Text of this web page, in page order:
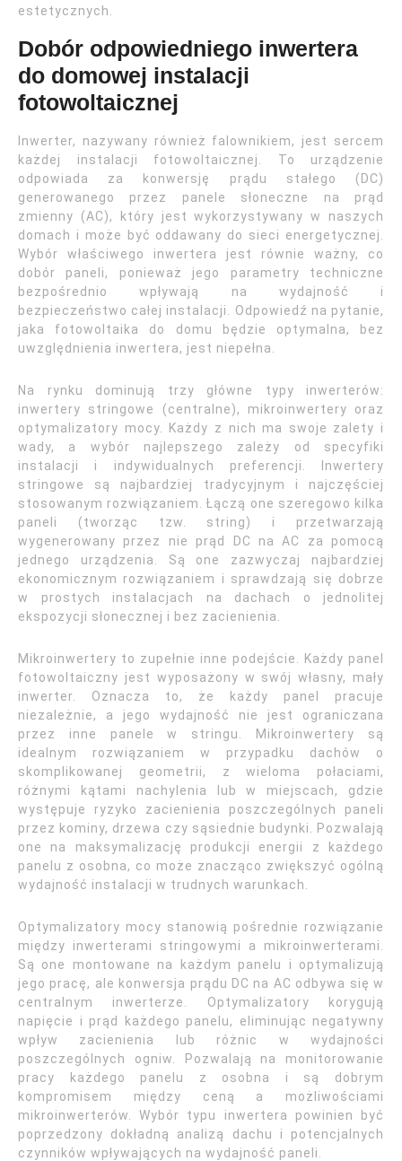
estetycznych.
Dobór odpowiedniego inwertera
do domowej instalacji
fotowoltaicznej
Inwerter, nazywany również falownikiem, jest sercem
każdej instalacji fotowoltaicznej. To urządzenie
odpowiada za konwersję prądu stałego (DC)
generowanego przez panele słoneczne na prąd
zmienny (AC), który jest wykorzystywany w naszych
domach i może być oddawany do sieci energetycznej.
Wybór właściwego inwertera jest równie ważny, co
dobór paneli, ponieważ jego parametry techniczne
bezpośrednio wpływają na wydajność i
bezpieczeństwo całej instalacji. Odpowiedź na pytanie,
jaka fotowoltaika do domu będzie optymalna, bez
uwzględnienia inwertera, jest niepełna.
Na rynku dominują trzy główne typy inwerterów:
inwertery stringowe (centralne), mikroinwertery oraz
optymalizatory mocy. Każdy z nich ma swoje zalety i
wady, a wybór najlepszego zależy od specyfiki
instalacji i indywidualnych preferencji. Inwertery
stringowe są najbardziej tradycyjnym i najczęściej
stosowanym rozwiązaniem. Łączą one szeregowo kilka
paneli (tworząc tzw. string) i przetwarzają
wygenerowany przez nie prąd DC na AC za pomocą
jednego urządzenia. Są one zazwyczaj najbardziej
ekonomicznym rozwiązaniem i sprawdzają się dobrze
w prostych instalacjach na dachach o jednolitej
ekspozycji słonecznej i bez zacienienia.
Mikroinwertery to zupełnie inne podejście. Każdy panel
fotowoltaiczny jest wyposażony w swój własny, mały
inwerter. Oznacza to, że każdy panel pracuje
niezależnie, a jego wydajność nie jest ograniczana
przez inne panele w stringu. Mikroinwertery są
idealnym rozwiązaniem w przypadku dachów o
skomplikowanej geometrii, z wieloma połaciami,
różnymi kątami nachylenia lub w miejscach, gdzie
występuje ryzyko zacienienia poszczególnych paneli
przez kominy, drzewa czy sąsiednie budynki. Pozwalają
one na maksymalizację produkcji energii z każdego
panelu z osobna, co może znacząco zwiększyć ogólną
wydajność instalacji w trudnych warunkach.
Optymalizatory mocy stanowią pośrednie rozwiązanie
między inwerterami stringowymi a mikroinwerterami.
Są one montowane na każdym panelu i optymalizują
jego pracę, ale konwersja prądu DC na AC odbywa się w
centralnym inwerterze. Optymalizatory korygują
napięcie i prąd każdego panelu, eliminując negatywny
wpływ zacienienia lub różnic w wydajności
poszczególnych ogniw. Pozwalają na monitorowanie
pracy każdego panelu z osobna i są dobrym
kompromisem między ceną a możliwościami
mikroinwerterów. Wybór typu inwertera powinien być
poprzedzony dokładną analizą dachu i potencjalnych
czynników wpływających na wydajność paneli.